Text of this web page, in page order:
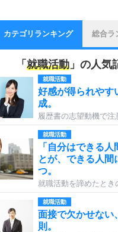
カテゴリランキング 総合ラ
「 就職活動 」の人気
就職活動
好感が得られやす
成。
履歴書の志望動機で
就職活動
「自分はできる
とが、できる人間
つ。
就職活動を諦めたとき
就職活動
面接で欠かせない
則。